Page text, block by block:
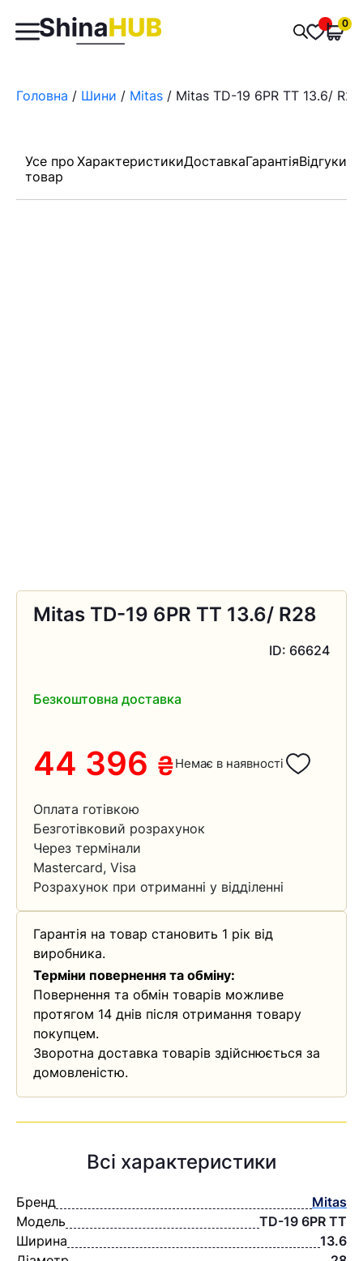
Пошук
товарів
0
Головна / Шини / Mitas / Mitas TD-19 6PR TT 13.6/ R28
Усе про
товар
ХарактеристикиДоставкаГарантіяВідгуки
Mitas TD-19 6PR TT 13.6/ R28
ID: 66624
Безкоштовна доставка
44 396 ₴Немає в наявності
Оплата готівкою
Безготівковий розрахунок
Через термінали
Mastercard, Visa
Розрахунок при отриманні у відділенні
Гарантія на товар становить 1 рік від
виробника.
Терміни повернення та обміну:
Повернення та обмін товарів можливе
протягом 14 днів після отримання товару
покупцем.
Зворотна доставка товарів здійснюється за
домовленістю.
Всі характеристики
Бренд
Mitas
Модель
TD-19 6PR TT
Ширина
13.6